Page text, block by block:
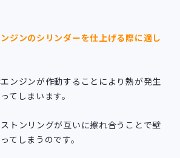
ジンのシリンダーを仕上げる際に適し
ンジンが作動することにより熱が発生
てしまいます。
トンリングが互いに擦れ合うことで壁
てしまうのです。